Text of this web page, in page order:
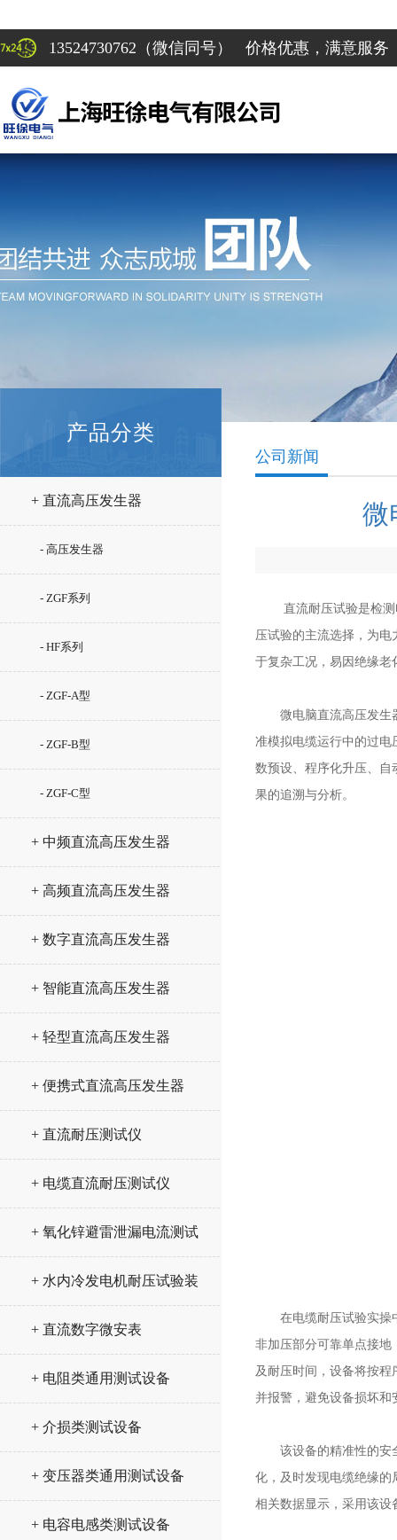
13524730762（微信同号） 价格优惠，满意服务
产品分类
+ 直流高压发生器
- 高压发生器
- ZGF系列
- HF系列
- ZGF-A型
- ZGF-B型
- ZGF-C型
+ 中频直流高压发生器
+ 高频直流高压发生器
+ 数字直流高压发生器
+ 智能直流高压发生器
+ 轻型直流高压发生器
+ 便携式直流高压发生器
+ 直流耐压测试仪
+ 电缆直流耐压测试仪
+ 氧化锌避雷泄漏电流测试
仪
+ 水内冷发电机耐压试验装
置
+ 直流数字微安表
+ 电阻类通用测试设备
+ 介损类测试设备
+ 变压器类通用测试设备
+ 电容电感类测试设备
公司新闻
微
直流耐压试验是检测
压试验的主流选择，为
于复杂工况，易因绝缘老
微电脑直流高压发生器
准模拟电缆运行中的过电
数预设、程序化升压、自
果的追溯与分析。
在电缆耐压试验实操中
非加压部分可靠单点接地
及耐压时间，设备将按
并报警，避免设备损坏和
该设备的精准性的安全
化，及时发现电缆绝缘的
相关数据显示，采用该设